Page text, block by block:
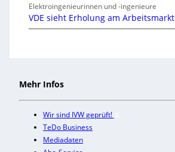
Elektroingenieurinnen und -ingenieure
VDE sieht Erholung am Arbeitsmarkt
Mehr Infos
Wir sind IVW geprüft!
TeDo Business
Mediadaten